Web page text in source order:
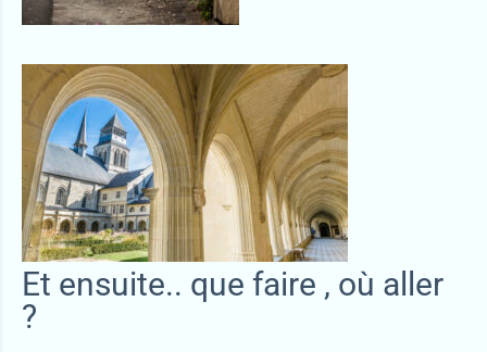
Et ensuite.. que faire , où aller
?